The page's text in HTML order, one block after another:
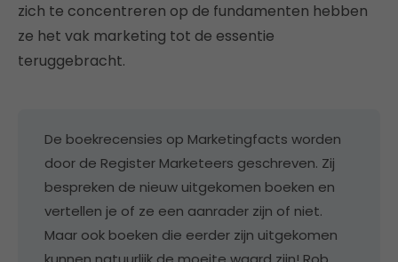
zich te concentreren op de fundamenten hebben
ze het vak marketing tot de essentie
teruggebracht.
De boekrecensies op Marketingfacts worden
door de Register Marketeers geschreven. Zij
bespreken de nieuw uitgekomen boeken en
vertellen je of ze een aanrader zijn of niet.
Maar ook boeken die eerder zijn uitgekomen